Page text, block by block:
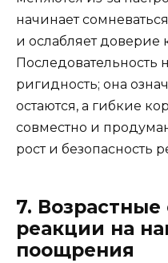
начинает
и ослабляет доверие
Последовательность
ригидность; она
остаются, а гибкие
совместно и
рост и безопасность
7. Возрастные
реакции на
поощрения